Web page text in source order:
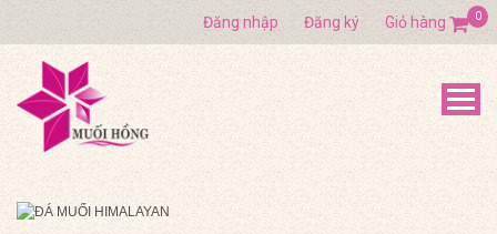
Đăng nhập Đăng ký Giỏ hàng 0